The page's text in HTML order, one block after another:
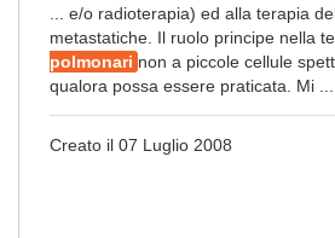
... e/o radioterapia) ed alla terapia
metastatiche. Il ruolo principe nella
polmonari non a piccole cellule
qualora possa essere praticata. Mi ...
Creato il 07 Luglio 2008